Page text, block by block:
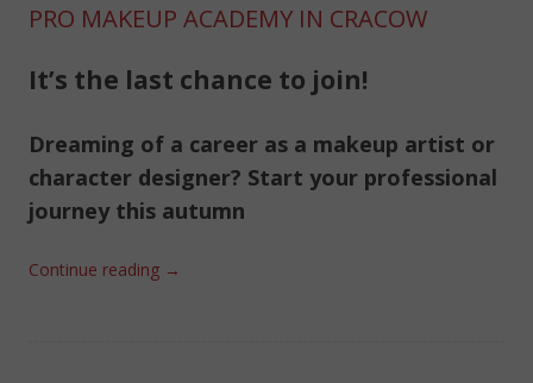
PRO MAKEUP ACADEMY IN CRACOW
It’s the last chance to join!
Dreaming of a career as a makeup artist or
character designer? Start your professional
journey this autumn
Continue reading →